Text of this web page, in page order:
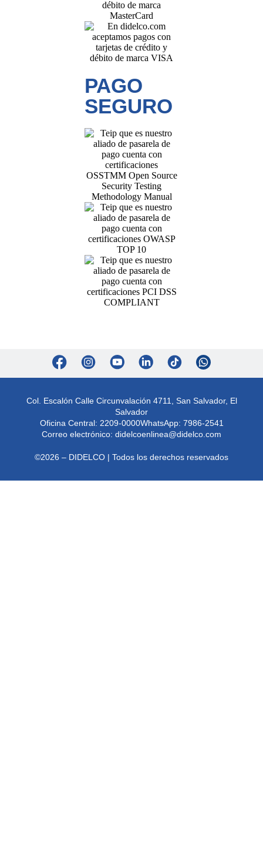
PAGO
SEGURO
Col. Escalón Calle Circunvalación 4711, San Salvador, El
Salvador
Oficina Central: 2209-0000WhatsApp: 7986-2541
Correo electrónico: didelcoenlinea@didelco.com
©2026 – DIDELCO | Todos los derechos reservados